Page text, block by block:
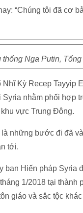
“Chúng tôi đã cơ
thống Nga Putin,
Kỳ Recep Tayyip
nhằm phối hợp
vực Trung Đông.
những bước đi đã
tới.
ban Hiến pháp
1/2018 tại
giáo và sắc tộc